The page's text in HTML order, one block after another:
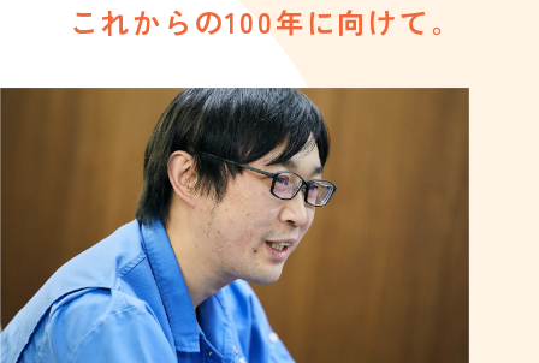
これからの100年に向けて。